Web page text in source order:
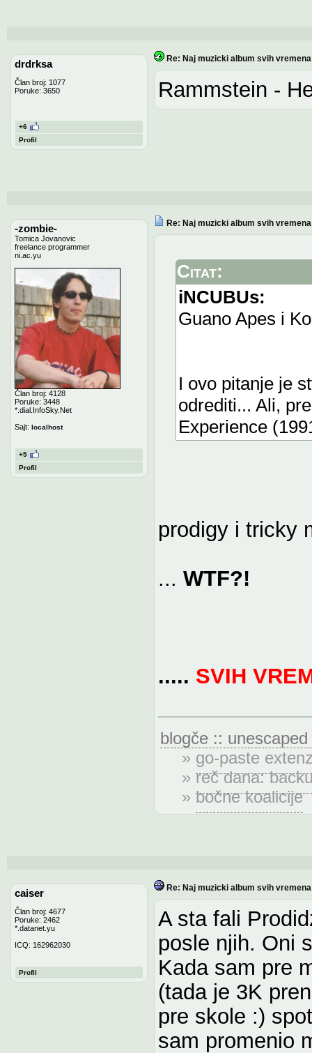
drdrksa
Član broj: 1077
Poruke: 3650
+6
Profil
Re: Naj muzicki album svih vremena
Rammstein -
-zombie-
Tomica Jovanovic
freelance programmer
ni.ac.yu
Član broj: 4128
Poruke: 3448
*.dial.InfoSky.Net
Sajt: localhost
+5
Profil
Re: Naj muzicki album svih vremena
Citat:
iNCUBUs:
Guano Apes i
I ovo pitanje je
odrediti... Ali,
Experience
prodigy i tricky
... WTF?!
..... SVIH
blogče ::
» go-paste
» reč dana:
» bočne koalicije
caiser
Član broj: 4677
Poruke: 2462
*.datanet.yu
ICQ: 162962030
Profil
Re: Naj muzicki album svih vremena
A sta fali
posle njih. Oni
Kada sam pre
(tada je 3K
pre skole :)
sam promenio